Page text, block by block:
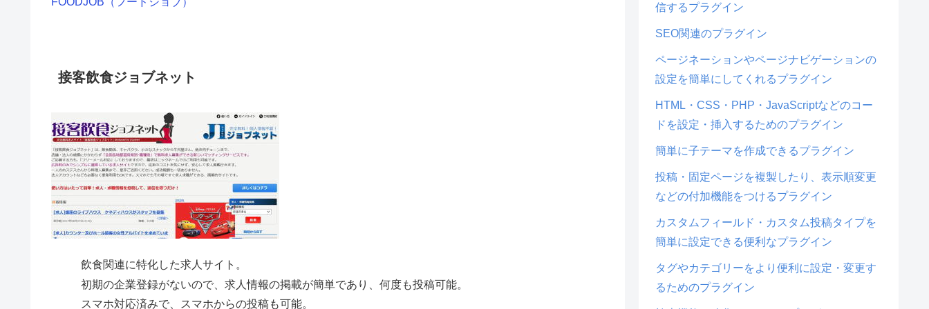
接客飲食ジョブネット
飲食関連に特化した求人サイト。
初期の企業登録がないので、求人情報の掲載が簡単であり、何度も投稿可能。
スマホ対応済みで、スマホからの投稿も可能。
信するプラグイン
SEO関連のプラグイン
ページネーションやページナビゲーションの
設定を簡単にしてくれるプラグイン
HTML・CSS・PHP・JavaScriptなどのコー
ドを設定・挿入するためのプラグイン
簡単に子テーマを作成できるプラグイン
投稿・固定ページを複製したり、表示順変更
などの付加機能をつけるプラグイン
カスタムフィールド・カスタム投稿タイプを
簡単に設定できる便利なプラグイン
タグやカテゴリーをより便利に設定・変更す
るためのプラグイン